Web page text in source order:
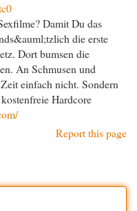
Damit Du das
die erste
Dort bumsen die
An Schmusen und
einfach nicht. Sondern
Hardcore
Report this page